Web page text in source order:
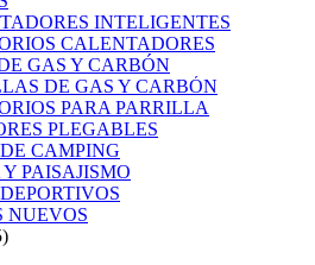
INTELIGENTES
CALENTADORES
GAS Y CARBÓN
DE GAS Y CARBÓN
PARA PARRILLA
PLEGABLES
CAMPING
PAISAJISMO
NUEVOS